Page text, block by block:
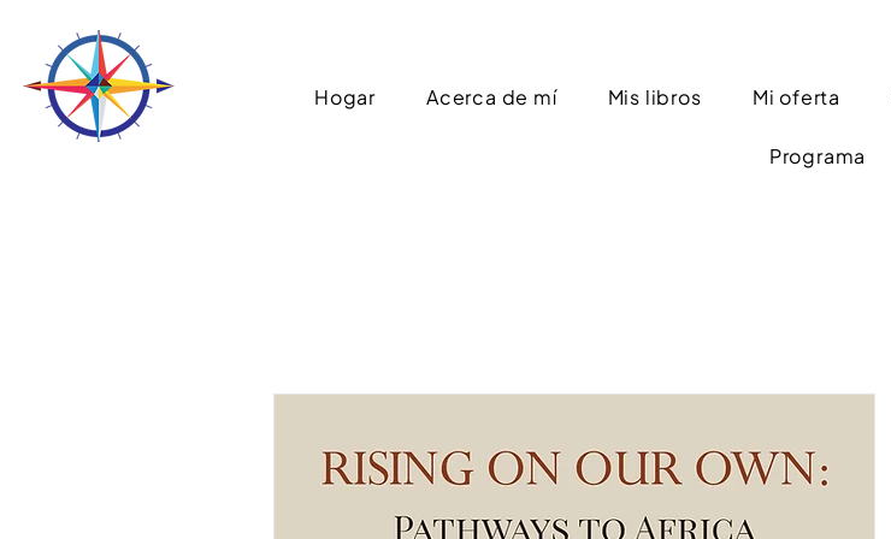
Hogar Acerca de mí Mis libros Mi oferta
Programa